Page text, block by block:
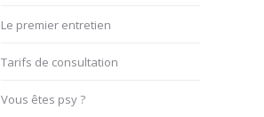
Le premier entretien
Tarifs de consultation
Vous êtes psy ?